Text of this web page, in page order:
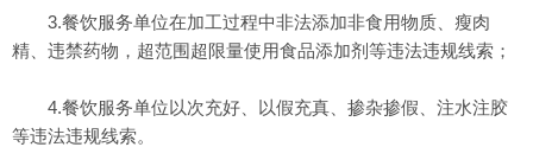
3.餐饮服务单位在加工过程中非法添加非食用物质、瘦肉
精、违禁药物，超范围超限量使用食品添加剂等违法违规线索；
4.餐饮服务单位以次充好、以假充真、掺杂掺假、注水注胶
等违法违规线索。